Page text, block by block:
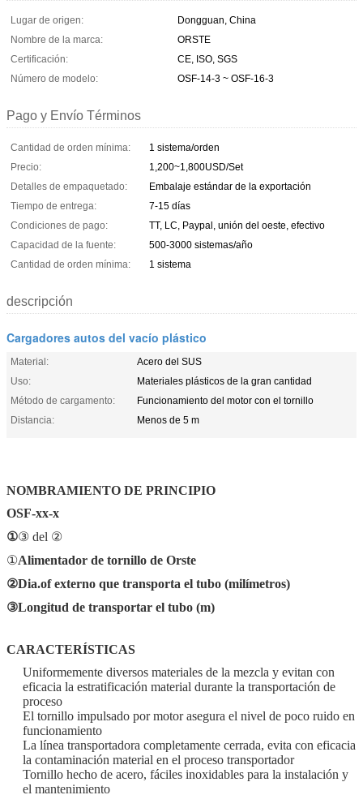
Lugar de origen:
Dongguan, China
Nombre de la marca:
ORSTE
Certificación:
CE, ISO, SGS
Número de modelo:
OSF-14-3 ~ OSF-16-3
Pago y Envío Términos
Cantidad de orden mínima:
1 sistema/orden
Precio:
1,200~1,800USD/Set
Detalles de empaquetado:
Embalaje estándar de la exportación
Tiempo de entrega:
7-15 días
Condiciones de pago:
TT, LC, Paypal, unión del oeste, efectivo
Capacidad de la fuente:
500-3000 sistemas/año
Cantidad de orden mínima:
1 sistema
descripción
Cargadores autos del vacío plástico
Material:
Acero del SUS
Uso:
Materiales plásticos de la gran cantidad
Método de cargamento:
Funcionamiento del motor con el tornillo
Distancia:
Menos de 5 m
NOMBRAMIENTO DE PRINCIPIO
OSF-xx-x
①③ del ②
①Alimentador de tornillo de Orste
②Dia.of externo que transporta el tubo (milímetros)
③Longitud de transportar el tubo (m)
CARACTERÍSTICAS
Uniformemente diversos materiales de la mezcla y evitan con
eficacia la estratificación material durante la transportación de
proceso
El tornillo impulsado por motor asegura el nivel de poco ruido en
funcionamiento
La línea transportadora completamente cerrada, evita con eficacia
la contaminación material en el proceso transportador
Tornillo hecho de acero, fáciles inoxidables para la instalación y
el mantenimiento